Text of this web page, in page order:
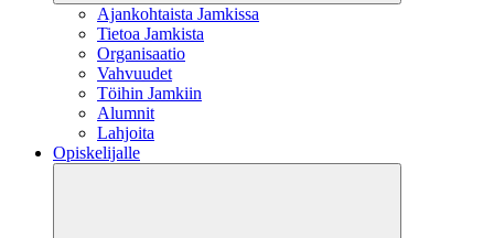
Ajankohtaista Jamkissa
Tietoa Jamkista
Organisaatio
Vahvuudet
Töihin Jamkiin
Alumnit
Lahjoita
Opiskelijalle